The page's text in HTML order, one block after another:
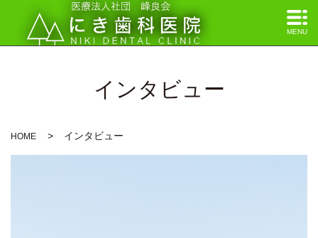
MENU
インタビュー
HOME インタビュー